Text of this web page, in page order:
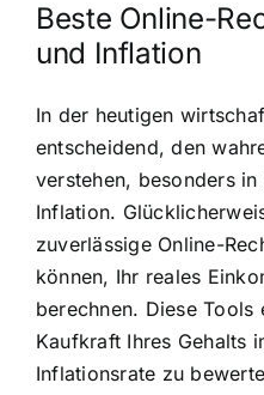
Beste Online-
und Inflation
In der heutigen
entscheidend, den
verstehen, besonders
Inflation.
zuverlässige Online-
können, Ihr reales
berechnen. Diese Tools
Kaufkraft Ihres Gehalts
Inflationsrate zu